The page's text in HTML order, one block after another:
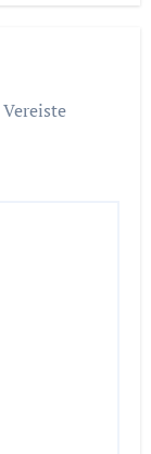
Vereiste